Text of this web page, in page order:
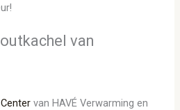
van
van HAVÉ Verwarming en